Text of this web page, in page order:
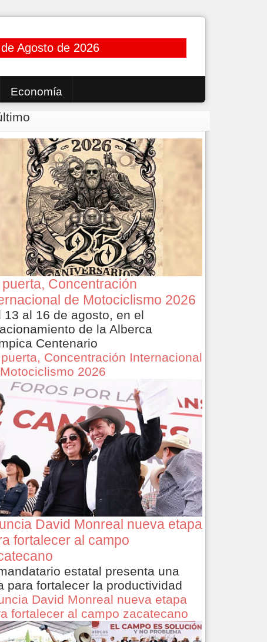
Agosto de 2026
Economía
puerta, Concentración
de Motociclismo 2026
13 al 16 de agosto, en el
de la Alberca
Centenario
Concentración Internacional
2026
David Monreal nueva etapa
fortalecer al campo
estatal presenta una
para fortalecer la productividad
David Monreal nueva etapa
fortalecer al campo zacatecano